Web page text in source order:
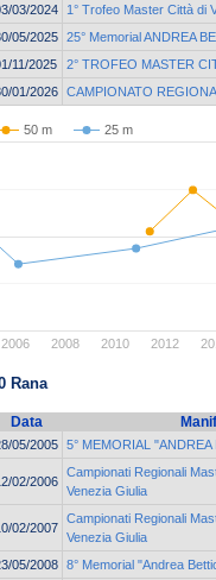
03/2024
1° Trofeo Master Città di
05/2025 25° Memorial ANDREA
11/2025
2° TROFEO MASTER
01/2026 CAMPIONATO
50 m 25 m
2006 2008 2010 2012
Rana
Data
05/2005 5° MEMORIAL
02/2006
Campionati Regionali
Venezia Giulia
02/2007
Campionati Regionali
Venezia Giulia
05/2008 8° Memorial "Andrea